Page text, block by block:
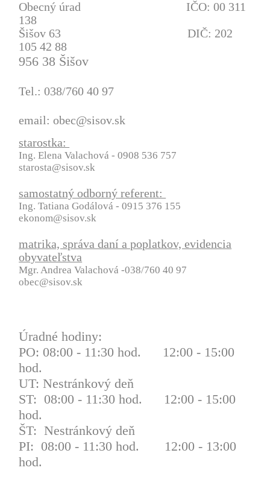
Obecný úrad IČO: 00 311
138
Šišov 63 DIČ: 202
105 42 88
956 38 Šišov
Tel.: 038/760 40 97
email: obec@sisov.sk
starostka:
Ing. Elena Valachová - 0908 536 757
starosta@sisov.sk
samostatný odborný referent:
Ing. Tatiana Godálová - 0915 376 155
ekonom@sisov.sk
matrika, správa daní a poplatkov, evidencia
obyvateľstva
Mgr. Andrea Valachová -038/760 40 97
obec@sisov.sk
Úradné hodiny:
PO: 08:00 - 11:30 hod. 12:00 - 15:00
hod.
UT: Nestránkový deň
ST: 08:00 - 11:30 hod. 12:00 - 15:00
hod.
ŠT: Nestránkový deň
PI: 08:00 - 11:30 hod. 12:00 - 13:00
hod.